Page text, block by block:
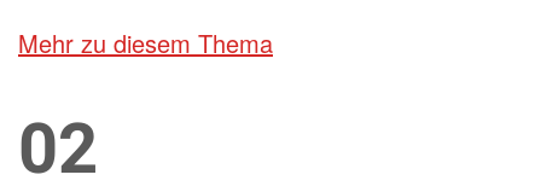
Mehr zu diesem Thema
02